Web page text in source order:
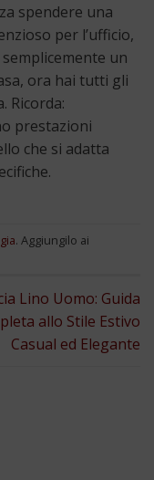
spendere una
per l’ufficio,
un
ora hai tutti gli
Ricorda:
prestazioni
che si adatta
. Aggiungilo ai
Lino Uomo: Guida
allo Stile Estivo
Casual ed Elegante